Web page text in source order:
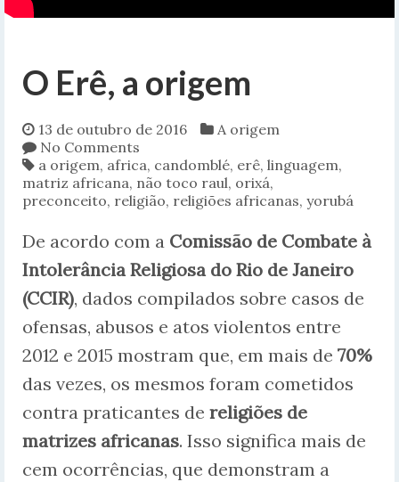
O Erê, a origem
13 de outubro de 2016
A origem
No Comments
a origem, africa, candomblé, erê, linguagem,
matriz africana, não toco raul, orixá,
preconceito, religião, religiões africanas, yorubá
De acordo com a Comissão de Combate à
Intolerância Religiosa do Rio de Janeiro
(CCIR), dados compilados sobre casos de
ofensas, abusos e atos violentos entre
2012 e 2015 mostram que, em mais de 70%
das vezes, os mesmos foram cometidos
contra praticantes de religiões de
matrizes africanas. Isso significa mais de
cem ocorrências, que demonstram a